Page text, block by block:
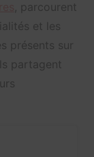
, parcourent
et les
présents sur
partagent